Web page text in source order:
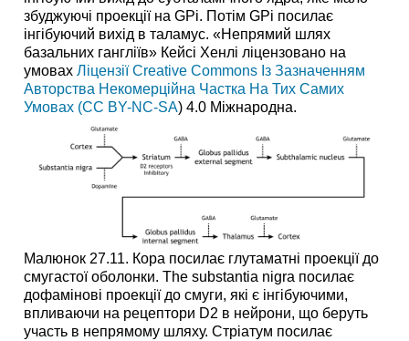
збуджуючі проекції на GPi. Потім GPi посилає
інгібуючий вихід в таламус. «Непрямий шлях
базальних гангліїв» Кейсі Хенлі ліцензовано на
умовах Ліцензії Creative Commons Із Зазначенням
Авторства Некомерційна Частка На Тих Самих
Умовах (CC BY-NC-SA) 4.0 Міжнародна.
Малюнок 27.11. Кора посилає глутаматні проекції до
смугастої оболонки. The substantia nigra посилає
дофамінові проекції до смуги, які є інгібуючими,
впливаючи на рецептори D2 в нейрони, що беруть
участь в непрямому шляху. Стріатум посилає